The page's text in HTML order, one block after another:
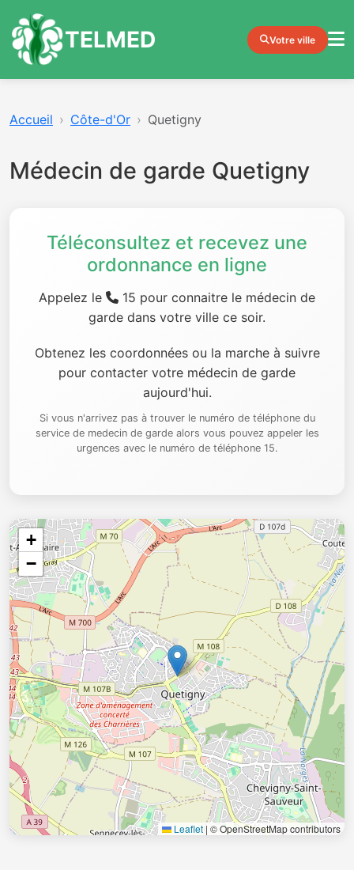
TELMED Votre ville
Accueil Côte-d'Or Quetigny
Médecin de garde Quetigny
Téléconsultez et recevez une
ordonnance en ligne
Appelez le
15 pour connaitre le médecin de
garde dans votre ville ce soir.
Obtenez les coordonnées ou la marche à suivre
pour contacter votre médecin de garde
aujourd'hui.
Si vous n'arrivez pas à trouver le numéro de téléphone du
service de medecin de garde alors vous pouvez appeler les
urgences avec le numéro de téléphone 15.
+
−
Leaflet | © OpenStreetMap contributors